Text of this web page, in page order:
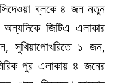
ব্লকে ৪ জন নতুন
জিটিএ এলাকার
সুখিয়াপোখরিতে ১ জন,
পুর এলাকায় ৪ জনের